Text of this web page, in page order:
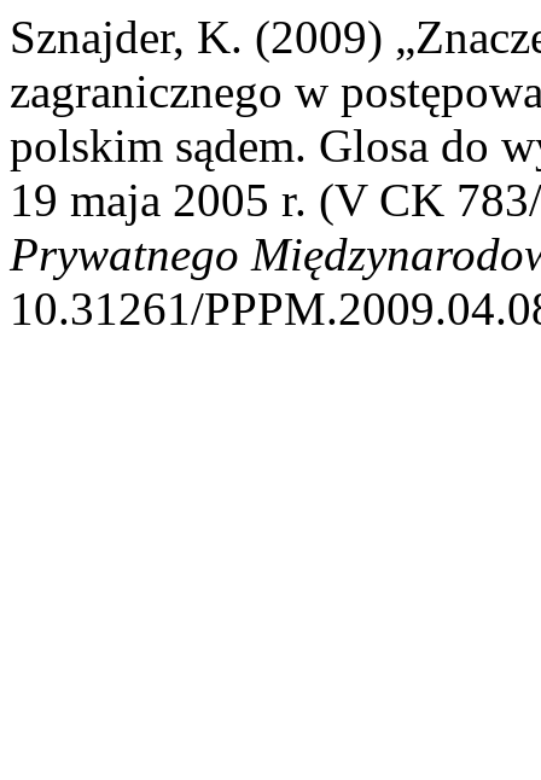
Sznajder, K. (2009)
zagranicznego w
polskim sądem. Glosa do
19 maja 2005 r. (V CK
Prywatnego
10.31261/